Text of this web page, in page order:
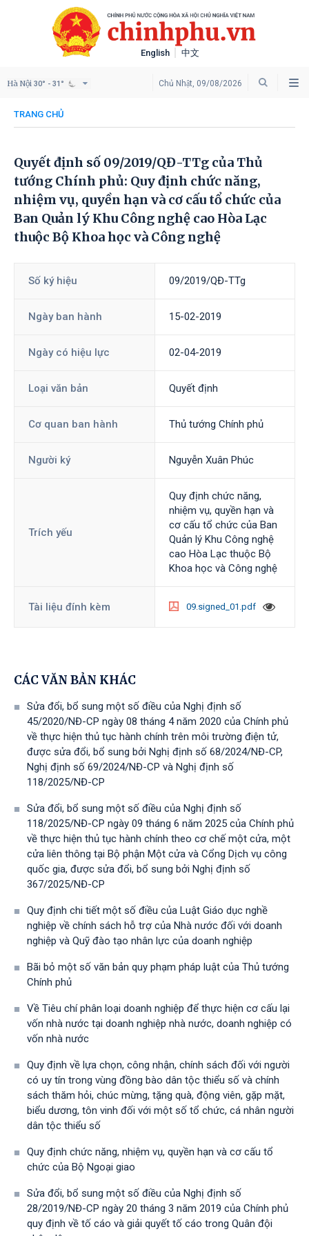
English 中文
Chủ Nhật, 09/08/2026
Hà Nội 30° - 31°
TRANG CHỦ
Quyết định số 09/2019/QĐ-TTg của Thủ
tướng Chính phủ: Quy định chức năng,
nhiệm vụ, quyền hạn và cơ cấu tổ chức của
Ban Quản lý Khu Công nghệ cao Hòa Lạc
thuộc Bộ Khoa học và Công nghệ
Số ký hiệu 09/2019/QĐ-TTg
Ngày ban hành 15-02-2019
Ngày có hiệu lực 02-04-2019
Loại văn bản Quyết định
Cơ quan ban hành Thủ tướng Chính phủ
Người ký Nguyễn Xuân Phúc
Trích yếu
Quy định chức năng,
nhiệm vụ, quyền hạn và
cơ cấu tổ chức của Ban
Quản lý Khu Công nghệ
cao Hòa Lạc thuộc Bộ
Khoa học và Công nghệ
Tài liệu đính kèm 09.signed_01.pdf
CÁC VĂN BẢN KHÁC
Sửa đổi, bổ sung một số điều của Nghị định số
45/2020/NĐ-CP ngày 08 tháng 4 năm 2020 của Chính phủ
về thực hiện thủ tục hành chính trên môi trường điện tử,
được sửa đổi, bổ sung bởi Nghị định số 68/2024/NĐ-CP,
Nghị định số 69/2024/NĐ-CP và Nghị định số
118/2025/NĐ-СР
Sửa đổi, bổ sung một số điều của Nghị định số
118/2025/NĐ-CP ngày 09 tháng 6 năm 2025 của Chính phủ
về thực hiện thủ tục hành chính theo cơ chế một cửa, một
cửa liên thông tại Bộ phận Một cửa và Cổng Dịch vụ công
quốc gia, được sửa đổi, bổ sung bởi Nghị định số
367/2025/NĐ-СР
Quy định chi tiết một số điều của Luật Giáo dục nghề
nghiệp về chính sách hỗ trợ của Nhà nước đối với doanh
nghiệp và Quỹ đào tạo nhân lực của doanh nghiệp
Bãi bỏ một số văn bản quy phạm pháp luật của Thủ tướng
Chính phủ
Về Tiêu chí phân loại doanh nghiệp để thực hiện cơ cấu lại
vốn nhà nước tại doanh nghiệp nhà nước, doanh nghiệp có
vốn nhà nước
Quy định về lựa chọn, công nhận, chính sách đối với người
có uy tín trong vùng đồng bào dân tộc thiểu số và chính
sách thăm hỏi, chúc mừng, tặng quà, động viên, gặp mặt,
biểu dương, tôn vinh đối với một số tổ chức, cá nhân người
dân tộc thiểu số
Quy định chức năng, nhiệm vụ, quyền hạn và cơ cấu tổ
chức của Bộ Ngoại giao
Sửa đổi, bổ sung một số điều của Nghị định số
28/2019/NĐ-CР ngày 20 tháng 3 năm 2019 của Chính phủ
quy định về tố cáo và giải quyết tố cáo trong Quân đội